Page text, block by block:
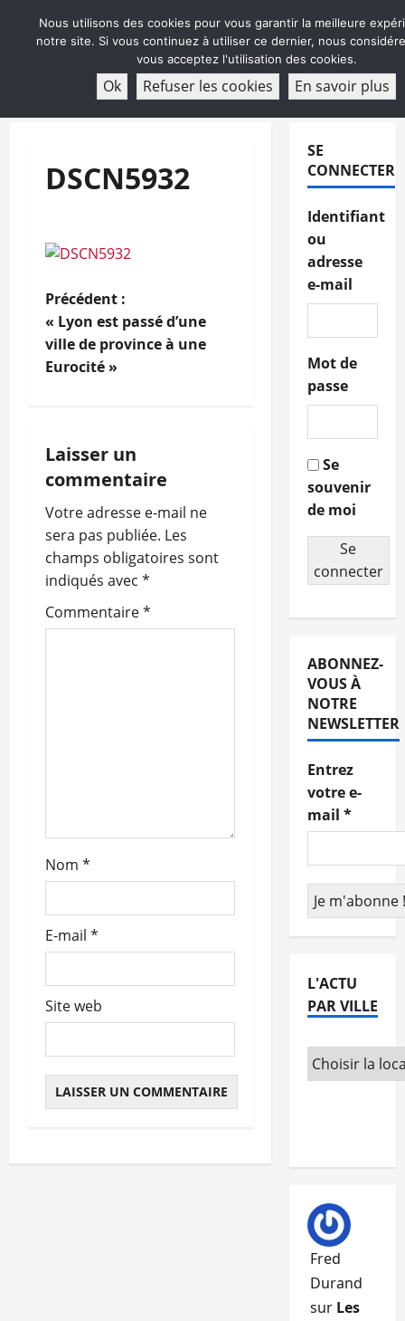
ABONNEMENT
DSCN5932
N
a
v
g
a
t
i
o
t
i
c
l
e
Précédent :
« Lyon est passé d’une
ville de province à une
Eurocité »
Laisser un
commentaire
Votre adresse e-mail ne
sera pas publiée. Les
champs obligatoires sont
indiqués avec *
Commentaire*
Nom *
E-mail *
Site web
SE
CONNECTER
Identifiant
ou
adresse
e-mail
Mot de
passe
Se
souvenir
de moi
Se
connecter
ABONNEZ-
VOUS À
NOTRE
NEWSLETTER
Entrez
votre e-
mail *
L'ACTU
PAR VILLE
Fred
Durand
sur Les
Nous utilisons des cookies pour vous garantir la meilleure
notre site. Si vous continuez à utiliser ce dernier, nous
vous acceptez l'utilisation des cookies.
Ok Refuser les cookies En savoir plus